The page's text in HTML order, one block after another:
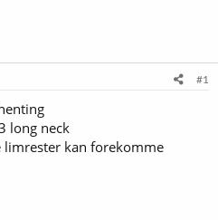
#1
long neck
limrester kan forekomme